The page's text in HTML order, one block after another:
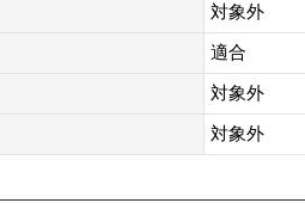
対象外
適合
対象外
対象外